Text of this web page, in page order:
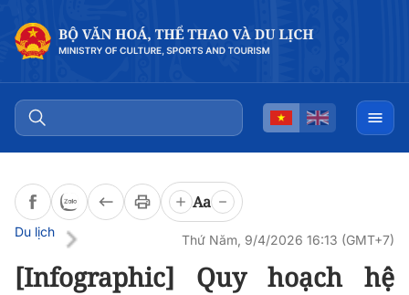
Aa
Du lịch
Thứ Năm, 9/4/2026 16:13 (GMT+7)
[Infographic] Quy hoạch hệ
Đọc bài